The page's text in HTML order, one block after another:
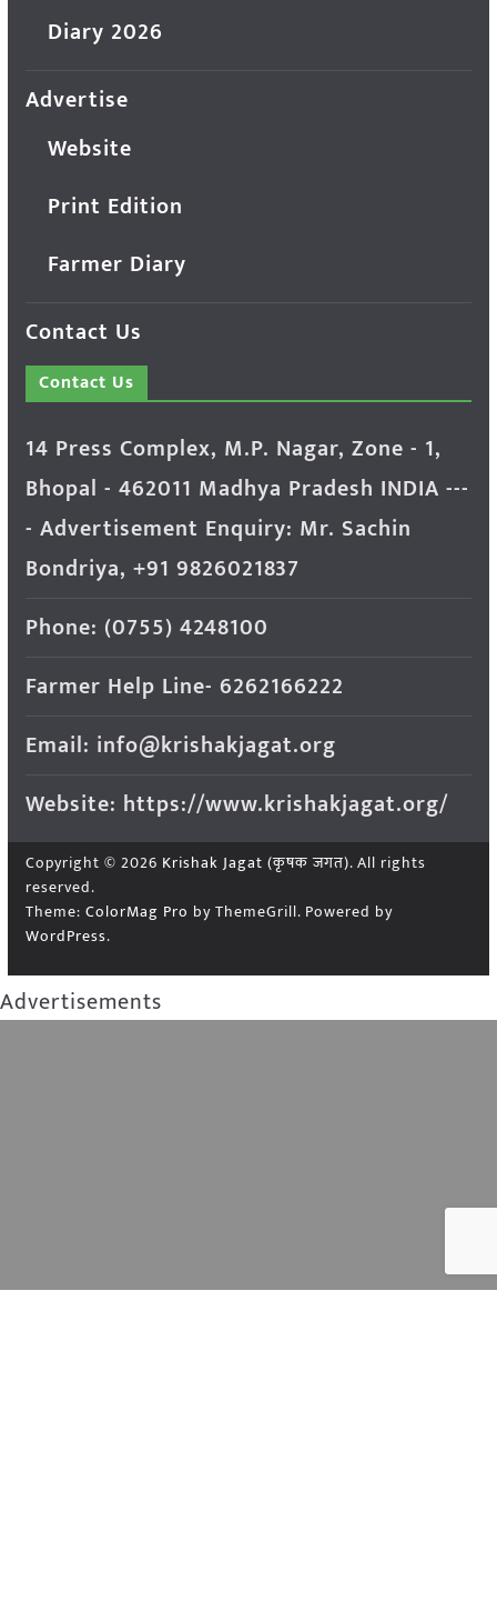
Diary 2026
Advertise
Website
Print Edition
Farmer Diary
Contact Us
Contact Us
14 Press Complex, M.P. Nagar, Zone - 1,
Bhopal - 462011 Madhya Pradesh INDIA ---
- Advertisement Enquiry: Mr. Sachin
Bondriya, +91 9826021837
Phone: (0755) 4248100
Farmer Help Line- 6262166222
Email: info@krishakjagat.org
Website: https://www.krishakjagat.org/
Copyright © 2026 Krishak Jagat (कृषक जगत). All rights
reserved.
Theme: ColorMag Pro by ThemeGrill. Powered by
WordPress.
Advertisements